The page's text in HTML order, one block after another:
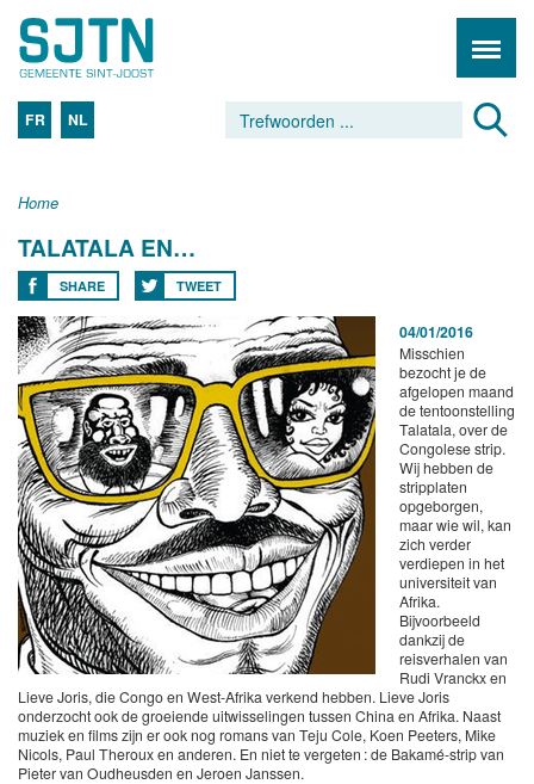
FR NL
Home
TALATALA EN…
SHARE TWEET
04/01/2016
Misschien
bezocht je de
afgelopen maand
de tentoonstelling
Talatala, over de
Congolese strip.
Wij hebben de
stripplaten
opgeborgen,
maar wie wil, kan
zich verder
verdiepen in het
universiteit van
Afrika.
Bijvoorbeeld
dankzij de
reisverhalen van
Rudi Vranckx en
Lieve Joris, die Congo en West-Afrika verkend hebben. Lieve Joris
onderzocht ook de groeiende uitwisselingen tussen China en Afrika. Naast
muziek en films zijn er ook nog romans van Teju Cole, Koen Peeters, Mike
Nicols, Paul Theroux en anderen. En niet te vergeten : de Bakamé-strip van
Pieter van Oudheusden en Jeroen Janssen.